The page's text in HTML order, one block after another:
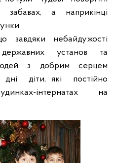
забавах, а
наприкінці
завдяки
небайдужості
державних установ
та
з добрим
серцем
дні діти, які
постійно
інтернатах
на